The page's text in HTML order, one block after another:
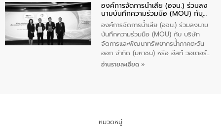
ชุมชนและการบำบัดน้ำเสียเบื้องต้น ให้กับ
นักเรียนชั้นประถมศึกษาปีที่ 5 โรงเรียน
เทศบาล 1 (พะเยาประชานุกูล) จำนวน 30
คน
องค์การจัดการน้ำเสีย (อจน.) ร่วมลง
นามบันทึกความร่วมมือ (MOU) กับ
บริษัท จัดการและพัฒนาทรัพยากรน้ำ
ภาคตะวันออก จำกัด (มหาชน) หรือ อีส
ท์ วอเตอร์
องค์การจัดการน้ำเสีย (อจน.) ร่วมลงนาม
บันทึกความร่วมมือ (MOU) กับ บริษัท
จัดการและพัฒนาทรัพยากรน้ำภาคตะวัน
ออก จำกัด (มหาชน) หรือ อีสท์ วอเตอร์
เมื่อวันอังคารที่ 4 สิงหาคม 2569 ณ ห้อง
ด้านน้ำของประเทศ และเตรียมความพร้อม
รองรับการเติบโตของเมือง รวมถึงการ
อ่านรายละเอียด »
หมวดหมู่